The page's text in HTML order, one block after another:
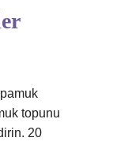
topunu
20